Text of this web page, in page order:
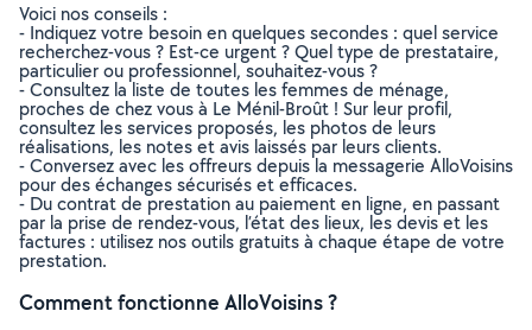
Voici nos conseils :
- Indiquez votre besoin en quelques secondes : quel service
recherchez-vous ? Est-ce urgent ? Quel type de prestataire,
particulier ou professionnel, souhaitez-vous ?
- Consultez la liste de toutes les femmes de ménage,
proches de chez vous à Le Ménil-Broût ! Sur leur profil,
consultez les services proposés, les photos de leurs
réalisations, les notes et avis laissés par leurs clients.
- Conversez avec les offreurs depuis la messagerie AlloVoisins
pour des échanges sécurisés et efficaces.
- Du contrat de prestation au paiement en ligne, en passant
par la prise de rendez-vous, l’état des lieux, les devis et les
factures : utilisez nos outils gratuits à chaque étape de votre
prestation.
Comment fonctionne AlloVoisins ?